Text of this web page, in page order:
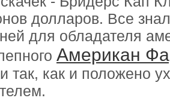
долларов. Все
для обладателя
Американ
так, как и положено